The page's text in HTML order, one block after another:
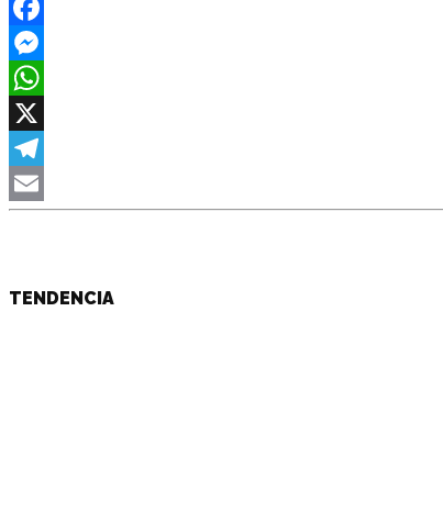
Facebook
Messenger
WhatsApp
X
Telegram
TENDENCIA